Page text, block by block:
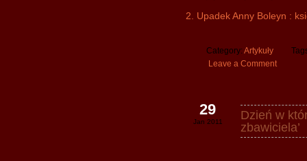
2. Upadek Anny Boleyn :
Category: Artykuły
Leave a Comment
Dzień w
zbawiciela’
29
Jan 2011